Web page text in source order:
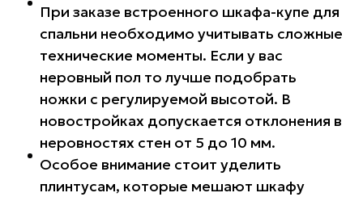
При заказе встроенного шкафа-купе для
спальни необходимо учитывать сложные
технические моменты. Если у вас
неровный пол то лучше подобрать
ножки с регулируемой высотой. В
новостройках допускается отклонения в
неровностях стен от 5 до 10 мм.
Особое внимание стоит уделить
плинтусам, которые мешают шкафу